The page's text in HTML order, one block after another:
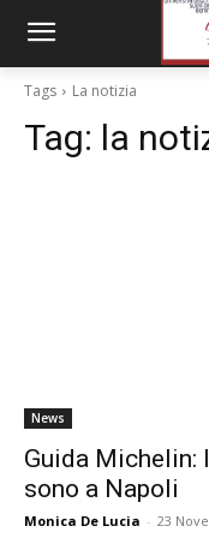
Tags La notizia
Tag: la
News
Guida
sono a Napoli
Monica De Lucia - 23